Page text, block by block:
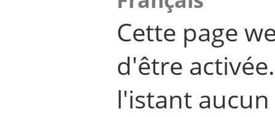
Cette page
d'être
l'istant